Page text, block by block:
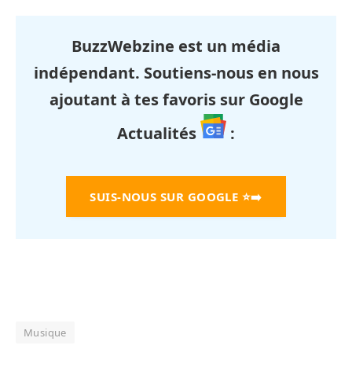
BuzzWebzine est un média
indépendant. Soutiens-nous en nous
ajoutant à tes favoris sur Google
Actualités
:
SUIS-NOUS SUR GOOGLE ⭐➡️
Musique